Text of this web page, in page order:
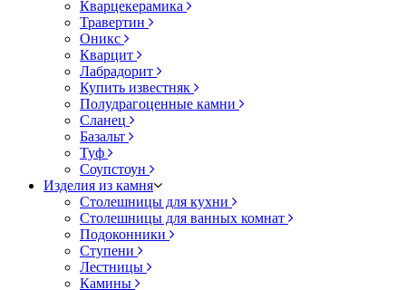
Кварцекерамика
Травертин
Оникс
Кварцит
Лабрадорит
Купить известняк
Полудрагоценные камни
Сланец
Базальт
Туф
Соупстоун
Изделия из камня
Столешницы для кухни
Столешницы для ванных комнат
Подоконники
Ступени
Лестницы
Камины